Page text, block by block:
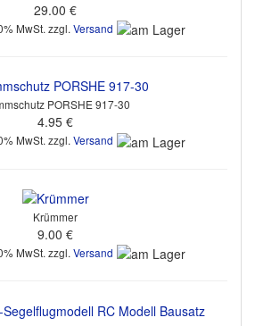
29.00 €
MwSt. zzgl. Versand
PORSHE 917-30
4.95 €
MwSt. zzgl.Versand
Krümmer
9.00 €
MwSt. zzgl. Versand